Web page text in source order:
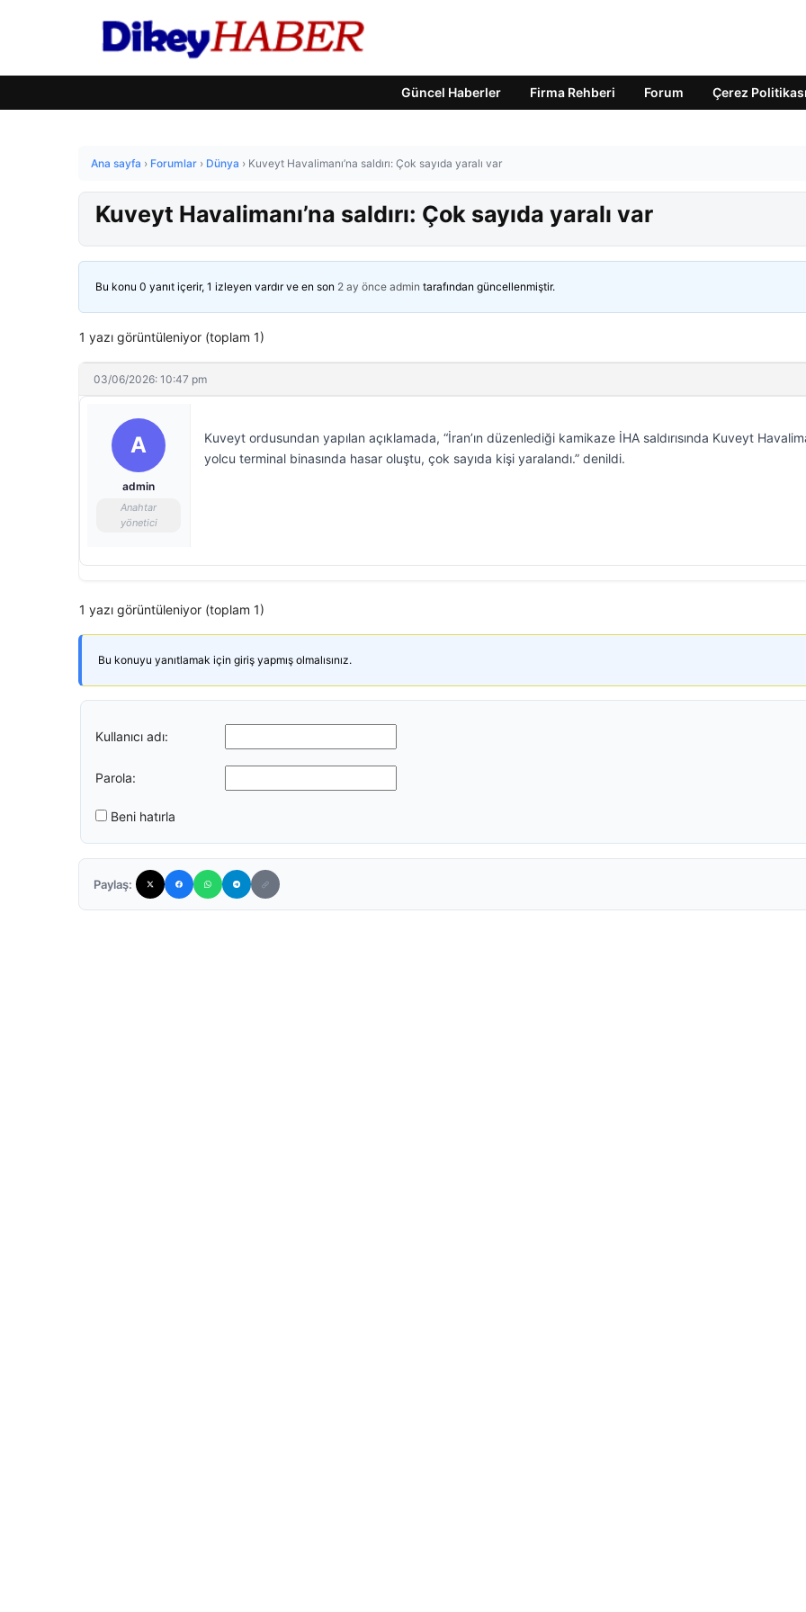
Güncel Haberler Firma Rehberi Forum Çerez Politikası
Ana sayfa › Forumlar › Dünya › Kuveyt Havalimanı’na saldırı: Çok sayıda yaralı var
Kuveyt Havalimanı’na saldırı: Çok sayıda yaralı var
Bu konu 0 yanıt içerir, 1 izleyen vardır ve en son 2 ay önce admin tarafından güncellenmiştir.
1 yazı görüntüleniyor (toplam 1)
03/06/2026: 10:47 pm
A
admin
Anahtar
yönetici
Kuveyt ordusundan yapılan açıklamada, “İran’ın düzenlediği kamikaze İHA saldırısında Kuveyt
yolcu terminal binasında hasar oluştu, çok sayıda kişi yaralandı.” denildi.
1 yazı görüntüleniyor (toplam 1)
Bu konuyu yanıtlamak için giriş yapmış olmalısınız.
Kullanıcı adı:
Parola:
Beni hatırla
Paylaş: